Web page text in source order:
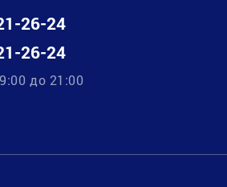
26-24
26-24
до 21:00